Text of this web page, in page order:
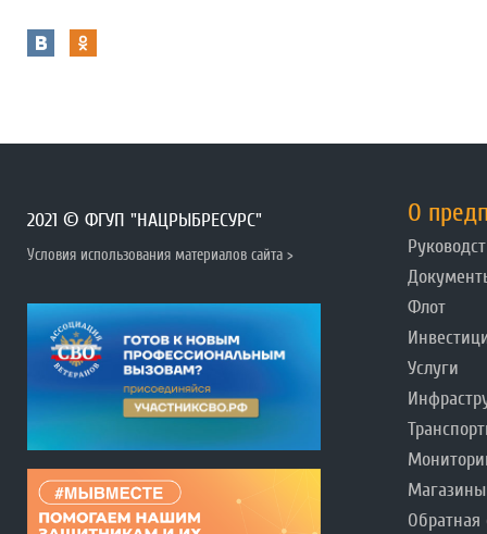
2021 © ФГУП "НАЦРЫБРЕСУРС"
Условия использования материалов сайта >
О
Флот
Услуги
Магазины
Обратная